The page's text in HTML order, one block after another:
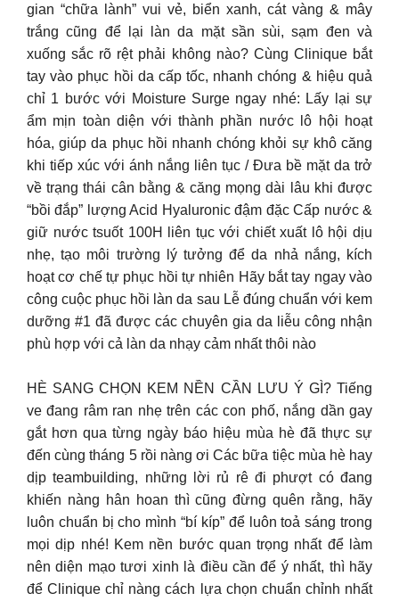
gian “chữa lành” vui vẻ, biển xanh, cát vàng & mây
trắng cũng để lại làn da mặt sần sùi, sạm đen và
xuống sắc rõ rệt phải không nào? Cùng Clinique bắt
tay vào phục hồi da cấp tốc, nhanh chóng & hiệu quả
chỉ 1 bước với Moisture Surge ngay nhé: Lấy lại sự
ẩm mịn toàn diện với thành phần nước lô hội hoạt
hóa, giúp da phục hồi nhanh chóng khỏi sự khô căng
khi tiếp xúc với ánh nắng liên tục / Đưa bề mặt da trở
về trạng thái cân bằng & căng mọng dài lâu khi được
“bồi đắp” lượng Acid Hyaluronic đậm đặc Cấp nước &
giữ nước tsuốt 100H liên tục với chiết xuất lô hội dịu
nhẹ, tạo môi trường lý tưởng để da nhả nắng, kích
hoạt cơ chế tự phục hồi tự nhiên Hãy bắt tay ngay vào
công cuộc phục hồi làn da sau Lễ đúng chuẩn với kem
dưỡng #1 đã được các chuyên gia da liễu công nhận
phù hợp với cả làn da nhạy cảm nhất thôi nào
HÈ SANG CHỌN KEM NỀN CẦN LƯU Ý GÌ? Tiếng
ve đang râm ran nhẹ trên các con phố, nắng dần gay
gắt hơn qua từng ngày báo hiệu mùa hè đã thực sự
đến cùng tháng 5 rồi nàng ơi Các bữa tiệc mùa hè hay
dịp teambuilding, những lời rủ rê đi phượt có đang
khiến nàng hân hoan thì cũng đừng quên rằng, hãy
luôn chuẩn bị cho mình “bí kíp” để luôn toả sáng trong
mọi dịp nhé! Kem nền bước quan trọng nhất để làm
nên diện mạo tươi xinh là điều cần để ý nhất, thì hãy
để Clinique chỉ nàng cách lựa chọn chuẩn chỉnh nhất